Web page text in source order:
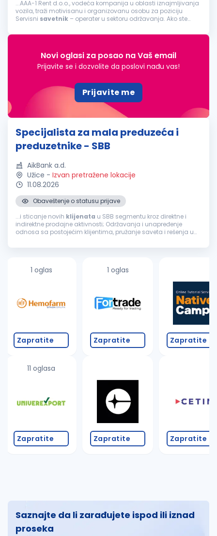
...AAA-1 Rent d.o.o., vodeća kompanija u oblasti iznajmljivanja
vozila, traži motivisanu i organizovanu osobu za poziciju
Servisni savetnik – operater u sektoru održavanja. Ako ste
deo...
Novi oglasi za posao na Vaš email
Prijavite se i dozvolite da poslovi nađu vas!
Prijavite me
Specijalista za mala preduzeća i
preduzetnike - SBB
AikBank a.d.
Užice - Izvan pretražene lokacije
11.08.2026
Obaveštenje o statusu prijave
...i sticanje novih klijenata u SBB segmentu kroz direktne i
indirektne prodajne aktivnosti; Održavanja i unapređenje
odnosa sa postojećim klijentima, pružanje saveta i rešenja u
proizvoda banke...
1 oglas
Zapratite
11 oglasa
Zapratite
1 oglas
Zapratite
Zapratite
Zapratite
Zapratite
Saznajte da li zarađujete ispod ili iznad
proseka